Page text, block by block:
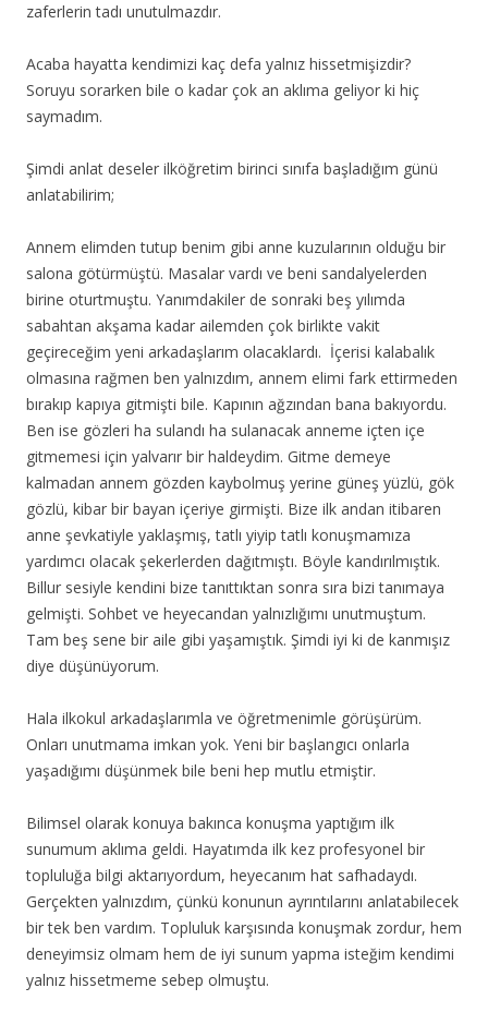
zaferlerin tadı unutulmazdır.
Acaba hayatta kendimizi kaç defa yalnız hissetmişizdir?
Soruyu sorarken bile o kadar çok an aklıma geliyor ki hiç
saymadım.
Şimdi anlat deseler ilköğretim birinci sınıfa başladığım günü
anlatabilirim;
Annem elimden tutup benim gibi anne kuzularının olduğu bir
salona götürmüştü. Masalar vardı ve beni sandalyelerden
birine oturtmuştu. Yanımdakiler de sonraki beş yılımda
sabahtan akşama kadar ailemden çok birlikte vakit
geçireceğim yeni arkadaşlarım olacaklardı. İçerisi kalabalık
olmasına rağmen ben yalnızdım, annem elimi fark ettirmeden
bırakıp kapıya gitmişti bile. Kapının ağzından bana bakıyordu.
Ben ise gözleri ha sulandı ha sulanacak anneme içten içe
gitmemesi için yalvarır bir haldeydim. Gitme demeye
kalmadan annem gözden kaybolmuş yerine güneş yüzlü, gök
gözlü, kibar bir bayan içeriye girmişti. Bize ilk andan itibaren
anne şevkatiyle yaklaşmış, tatlı yiyip tatlı konuşmamıza
yardımcı olacak şekerlerden dağıtmıştı. Böyle kandırılmıştık.
Billur sesiyle kendini bize tanıttıktan sonra sıra bizi tanımaya
gelmişti. Sohbet ve heyecandan yalnızlığımı unutmuştum.
Tam beş sene bir aile gibi yaşamıştık. Şimdi iyi ki de kanmışız
diye düşünüyorum.
Hala ilkokul arkadaşlarımla ve öğretmenimle görüşürüm.
Onları unutmama imkan yok. Yeni bir başlangıcı onlarla
yaşadığımı düşünmek bile beni hep mutlu etmiştir.
Bilimsel olarak konuya bakınca konuşma yaptığım ilk
sunumum aklıma geldi. Hayatımda ilk kez profesyonel bir
topluluğa bilgi aktarıyordum, heyecanım hat safhadaydı.
Gerçekten yalnızdım, çünkü konunun ayrıntılarını anlatabilecek
bir tek ben vardım. Topluluk karşısında konuşmak zordur, hem
deneyimsiz olmam hem de iyi sunum yapma isteğim kendimi
yalnız hissetmeme sebep olmuştu.